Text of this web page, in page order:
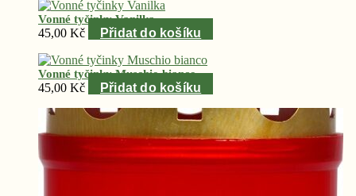
Vonné tyčinky Vanilka
45,00 Kč Přidat do košíku
Vonné tyčinky Muschio bianco
45,00 Kč Přidat do košíku